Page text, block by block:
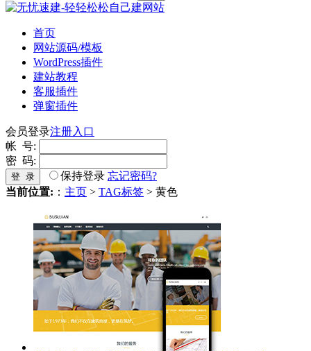
首页
网站源码/模板
WordPress插件
建站教程
客服插件
弹窗插件
会员登录注册入口
帐 号:
密 码:
登 录 保持登录 忘记密码?
当前位置: ： 主页 > TAG标签 > 黄色